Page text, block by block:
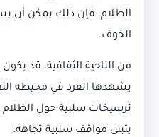
الظلام، فإن ذلك يمكن أن
الخوف.
من الناحية الثقافية، قد
يشهدها الفرد في محيطه
ترسيخات سلبية حول الظلام
يتبنى مواقف سلبية تجاهه.